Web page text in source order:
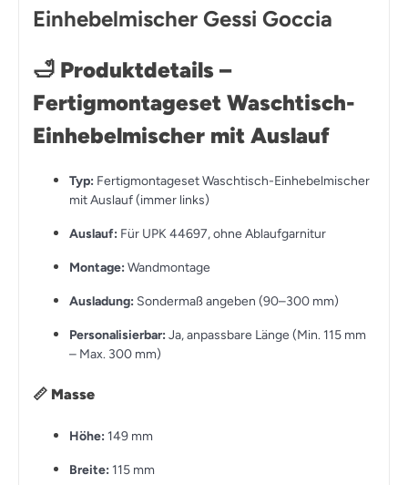
Einhebelmischer Gessi Goccia
🛁 Produktdetails –
Fertigmontageset Waschtisch-
Einhebelmischer mit Auslauf
Typ: Fertigmontageset Waschtisch-Einhebelmischer
mit Auslauf (immer links)
Auslauf: Für UPK 44697, ohne Ablaufgarnitur
Montage: Wandmontage
Ausladung: Sondermaß angeben (90–300 mm)
Personalisierbar: Ja, anpassbare Länge (Min. 115 mm
– Max. 300 mm)
📏 Masse
Höhe: 149 mm
Breite: 115 mm